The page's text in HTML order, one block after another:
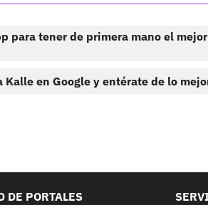
para tener de primera mano el
Kalle en Google y entérate de lo
DE PORTALES